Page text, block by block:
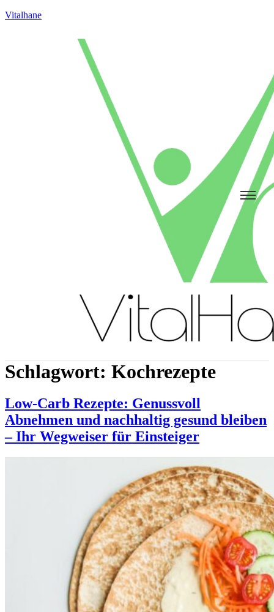
Vitalhane
Schlagwort: Kochrezepte
Low-Carb Rezepte: Genussvoll
Abnehmen und nachhaltig gesund bleiben
– Ihr Wegweiser für Einsteiger